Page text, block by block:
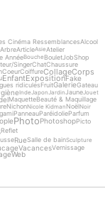
Cinéma RessemblancesAlcool
ArbreArticleAsieAtelier
AnnéeBouche BouletJobShop
SingerChatChaussure
CoeurCoiffureCollageCorps
EnfantExpositionFake
ridiculesFruitGalerieGateau
Inde Japon JardinJaune Jouet
MaquetteBeauté & Maquillage
NichonNicole Kidman NoëlNoir
PanneauParéidolieParfum
PhotoPhotoshopPicto
Reflet
RueSalle de bainSculpture
VacancesVernissage
Web